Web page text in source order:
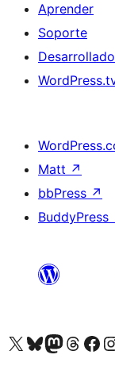
Aprender
Soporte
Matt ↗
bbPress ↗
BuddyPress
Visita nuestra cuenta de X (anteriormente Twitter)
Visit our Bluesky account
Visit our Mastodon account
Visit ourVisita